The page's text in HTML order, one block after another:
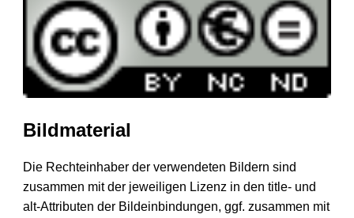
Bildmaterial
Die Rechteinhaber der verwendeten Bildern sind
zusammen mit der jeweiligen Lizenz in den title- und
alt-Attributen der Bildeinbindungen, ggf. zusammen mit